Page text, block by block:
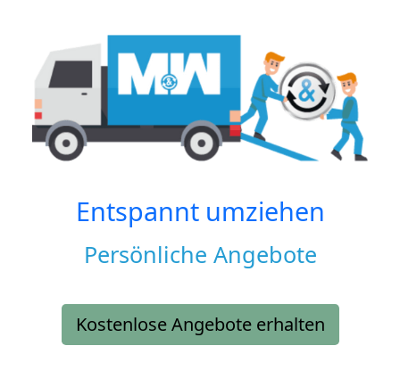
Entspannt umziehen
Persönliche Angebote
Kostenlose Angebote erhalten